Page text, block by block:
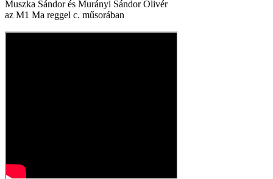
Muszka Sándor és Murányi Sándor Olivér
az M1 Ma reggel c. műsorában